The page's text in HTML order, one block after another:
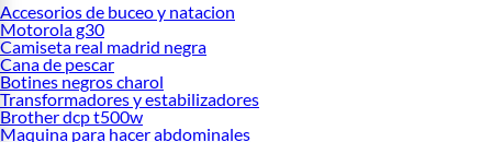
Accesorios de buceo y natacion
Motorola g30
Camiseta real madrid negra
Cana de pescar
Botines negros charol
Transformadores y estabilizadores
Brother dcp t500w
Maquina para hacer abdominales